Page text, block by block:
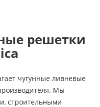
решетки
чугунные ливневые
Мы
строительными